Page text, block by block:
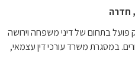
פועל בתחום של דיני משפחה וירושה
במסגרת משרד עורכי דין עצמאי,